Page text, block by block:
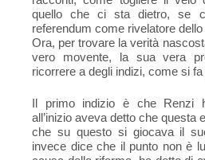
quello che ci sta dietro, se
referendum come rivelatore
Ora, per trovare la verità
vero movente, la sua vera
ricorrere a degli indizi, come si fa
Il primo indizio è che Renzi
all’inizio aveva detto che questa
che su questo si giocava il
invece dice che il punto non è